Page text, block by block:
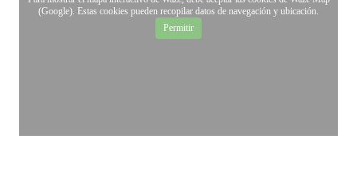
(Google). Estas cookies pueden recopilar datos de navegación y ubicación.
Permitir